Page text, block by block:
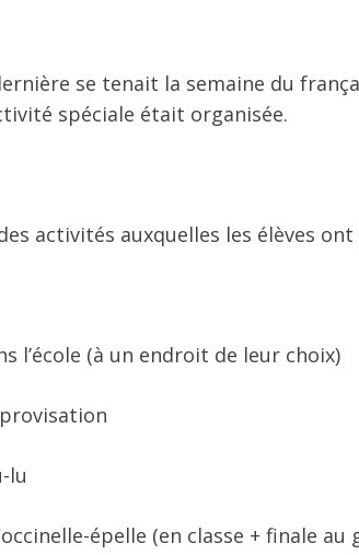
se tenait la semaine du
spéciale était organisée.
activités auxquelles les élèves
l’école (à un endroit de leur choix)
lu
épelle (en classe + finale au